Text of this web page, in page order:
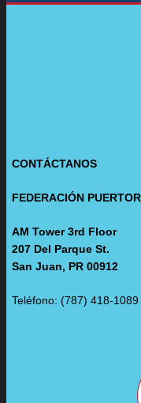
CONTÁCTANOS
FEDERACIÓN
AM Tower 3rd Floor
207 Del Parque St.
San Juan, PR 00912
Teléfono: (787) 418-1089